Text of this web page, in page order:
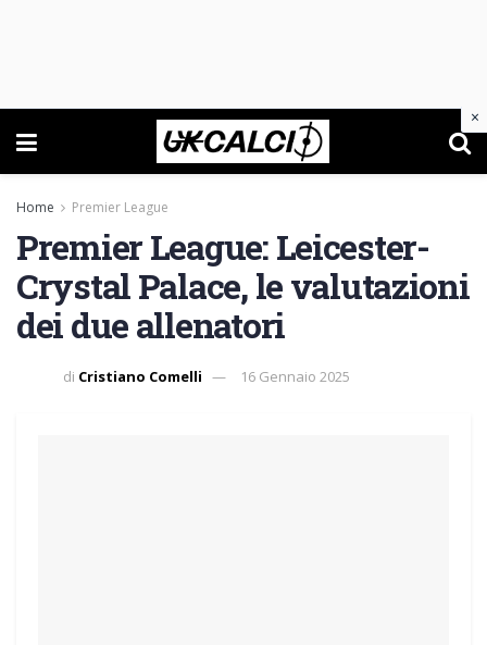
Home Premier League
Premier League: Leicester-
Crystal Palace, le valutazioni
dei due allenatori
di Cristiano Comelli 16 Gennaio 2025
×